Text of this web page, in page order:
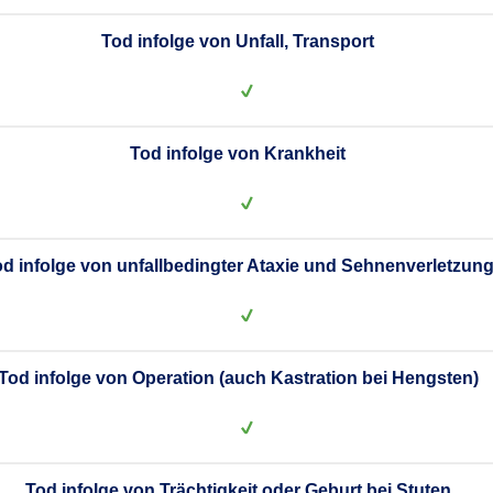
Tod infolge von Unfall, Transport
Tod infolge von Krankheit
infolge von unfallbedingter Ataxie und Sehnenverletzung
infolge von Operation (auch Kastration bei Hengsten)